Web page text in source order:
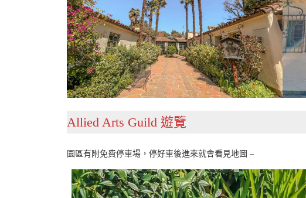
Allied Arts Guild 遊覽
園區有附免費停車場，停好車後進來就會看見地圖 –